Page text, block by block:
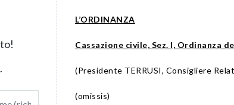
L’ORDINANZA
Cassazione civile, Sez. I, Ordinanza
(Presidente TERRUSI, Consigliere
(omissis)